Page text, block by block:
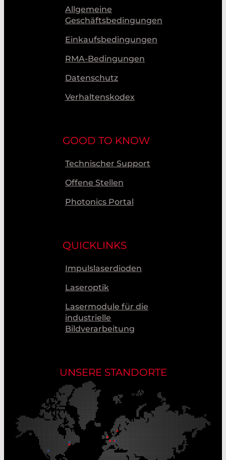
Allgemeine
Geschäftsbedingungen
Einkaufsbedingungen
RMA-Bedingungen
Datenschutz
Verhaltenskodex
GOOD TO KNOW
Technischer Support
Offene Stellen
Photonics Portal
QUICKLINKS
Impulslaserdioden
Laseroptik
Lasermodule für die
industrielle
Bildverarbeitung
UNSERE STANDORTE